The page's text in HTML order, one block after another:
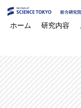
ホーム 研究内容